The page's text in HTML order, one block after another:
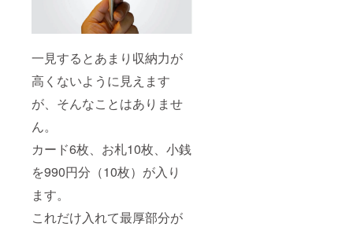
一見するとあまり収納力が
高くないように見えます
が、そんなことはありませ
ん。
カード6枚、お札10枚、小銭
を990円分（10枚）が入り
ます。
これだけ入れて最厚部分が